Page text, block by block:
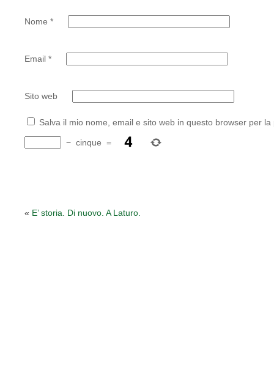
Nome *
Email *
Sito web
Salva il mio nome, email e sito web in questo browser per
− cinque =
« E’ storia. Di nuovo. A Laturo.